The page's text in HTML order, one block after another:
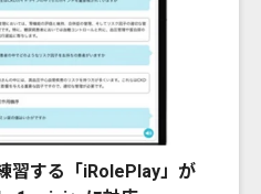
習する「iRolePlay」が